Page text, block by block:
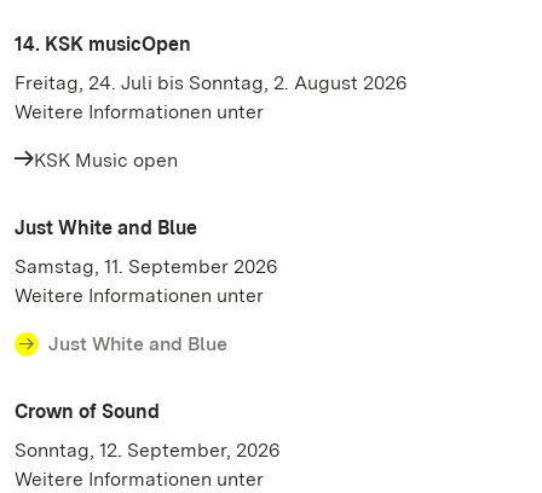
14. KSK musicOpen
Freitag, 24. Juli bis Sonntag, 2. August 2026
Weitere Informationen unter
KSK Music open
Just White and Blue
Samstag, 11. September 2026
Weitere Informationen unter
Just White and Blue
Crown of Sound
Sonntag, 12. September, 2026
Weitere Informationen unter